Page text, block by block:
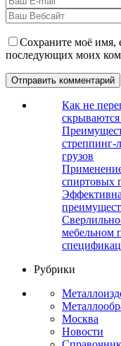
Сохраните моё имя,
последующих моих
Как не
скрываются
стреппинг-
грузов
спиртовых
мебельном
Рубрики
Москва
Новости